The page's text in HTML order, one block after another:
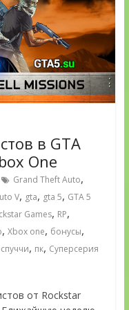
в GTA
One
Grand Theft Auto,
V, gta, gta 5, GTA 5
Games, RP,
, Xbox one, бонусы,
, пк, Суперсерия
от Rockstar